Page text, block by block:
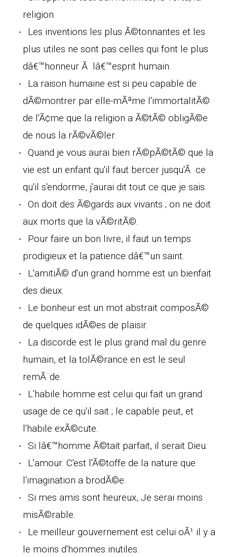
religion.
Les inventions les plus Ã©tonnantes et les
plus utiles ne sont pas celles qui font le plus
dâ€™honneur Ã lâ€™esprit humain.
La raison humaine est si peu capable de
dÃ©montrer par elle-mÃªme l'immortalitÃ©
de l'Ã¢me que la religion a Ã©tÃ© obligÃ©e
de nous la rÃ©vÃ©ler.
Quand je vous aurai bien rÃ©pÃ©tÃ© que la
vie est un enfant qu'il faut bercer jusqu'Ã ce
qu'il s'endorme, j'aurai dit tout ce que je sais.
On doit des Ã©gards aux vivants ; on ne doit
aux morts que la vÃ©ritÃ©.
Pour faire un bon livre, il faut un temps
prodigieux et la patience dâ€™un saint.
L'amitiÃ© d'un grand homme est un bienfait
des dieux.
Le bonheur est un mot abstrait composÃ©
de quelques idÃ©es de plaisir.
La discorde est le plus grand mal du genre
humain, et la tolÃ©rance en est le seul
remÃ¨de.
L'habile homme est celui qui fait un grand
usage de ce qu'il sait ; le capable peut, et
l'habile exÃ©cute.
Si lâ€™homme Ã©tait parfait, il serait Dieu.
L'amour. C'est l'Ã©toffe de la nature que
l'imagination a brodÃ©e.
Si mes amis sont heureux, Je serai moins
misÃ©rable.
Le meilleur gouvernement est celui oÃ¹ il y a
le moins d'hommes inutiles.